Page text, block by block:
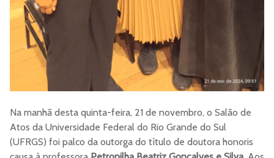
Na manhã desta quinta-feira, 21 de novembro, o Salão de
Atos da Universidade Federal do Rio Grande do Sul
(UFRGS) foi palco da outorga do título de doutora honoris